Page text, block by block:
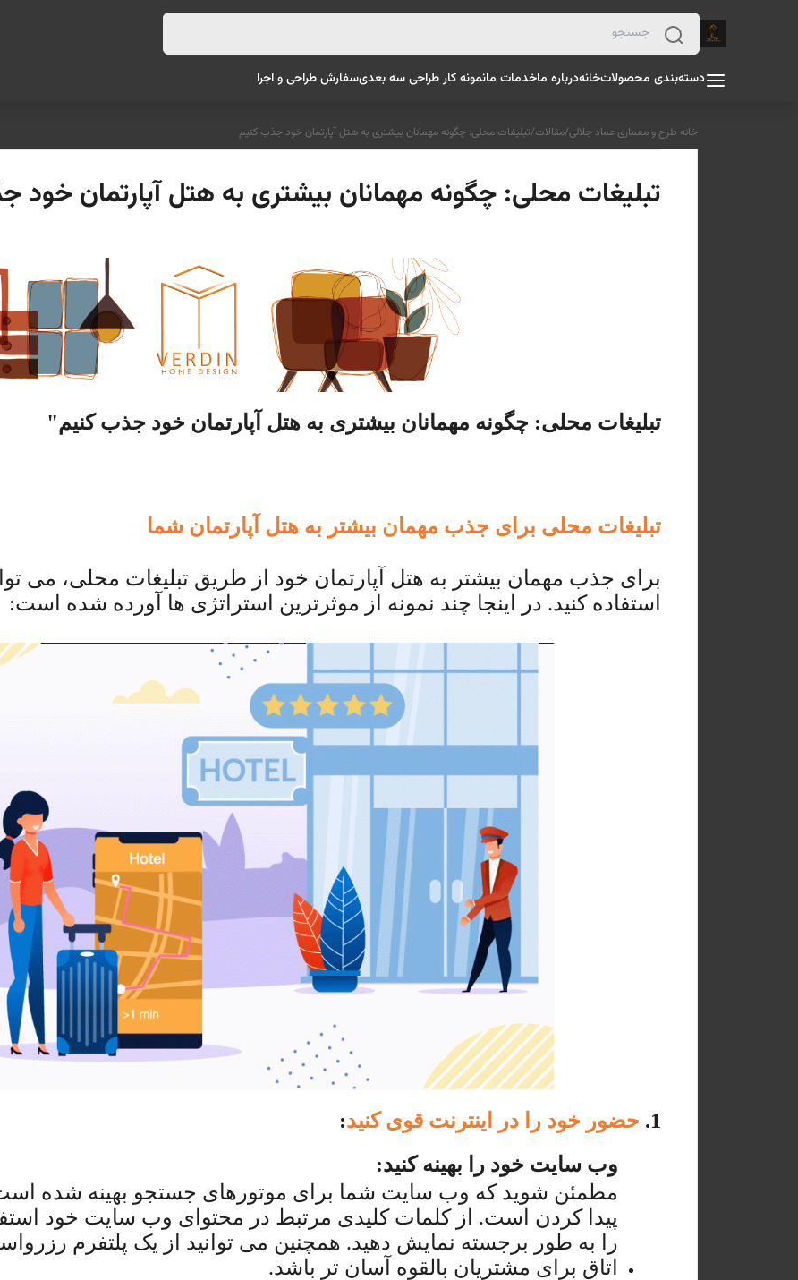
دسته‌بندی محصولاتخانهدرباره ماخدمات مانمونه کار طراحی سه بعدیسفارش طراحی و اجرا
خانه طرح و معماری عماد جلالی/مقالات/تبلیغات محلی: چگونه مهمانان بیشتری به هتل آپارتمان خود جذب کنیم
تبلیغات محلی: چگونه مهمانان بیشتری به هتل آپارتمان خود
تبلیغات محلی: چگونه مهمانان بیشتری به هتل آپارتمان خود جذب کنیم"
تبلیغات محلی برای جذب مهمان بیشتر به هتل آپارتمان شما
برای جذب مهمان بیشتر به هتل آپارتمان خود از طریق تبلیغات محلی، می
استفاده کنید. در اینجا چند نمونه از موثرترین استراتژی ها آورده شده است:
1. حضور خود را در اینترنت قوی کنید:
وب سایت خود را بهینه کنید:
مطمئن شوید که وب سایت شما برای موتورهای جستجو بهینه شده است
پیدا کردن است. از کلمات کلیدی مرتبط در محتوای وب سایت خود
را به طور برجسته نمایش دهید. همچنین می توانید از یک پلتفرم
اتاق برای مشتریان بالقوه آسان تر باشد.